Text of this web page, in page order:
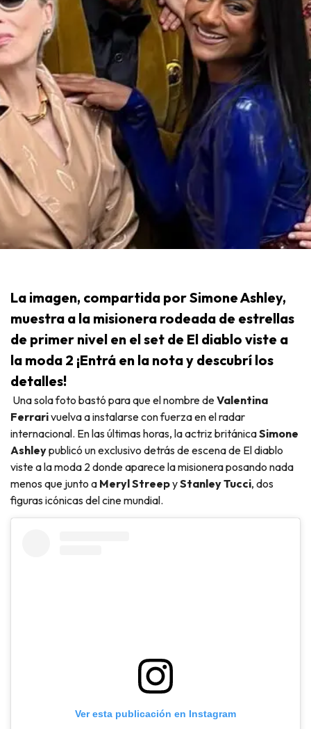
La imagen, compartida por Simone Ashley,
muestra a la misionera rodeada de estrellas
de primer nivel en el set de El diablo viste a
la moda 2 ¡Entrá en la nota y descubrí los
detalles!
Una sola foto bastó para que el nombre deValentina
Ferrarivuelva a instalarse con fuerza en el radar
internacional. En las últimas horas, la actriz británicaSimone
Ashleypublicó un exclusivo detrás de escena de El diablo
viste a la moda 2 donde aparece la misionera posando nada
menos que junto a Meryl StreepyStanley Tucci, dos
figuras icónicas del cine mundial.
Ver esta publicación en Instagram